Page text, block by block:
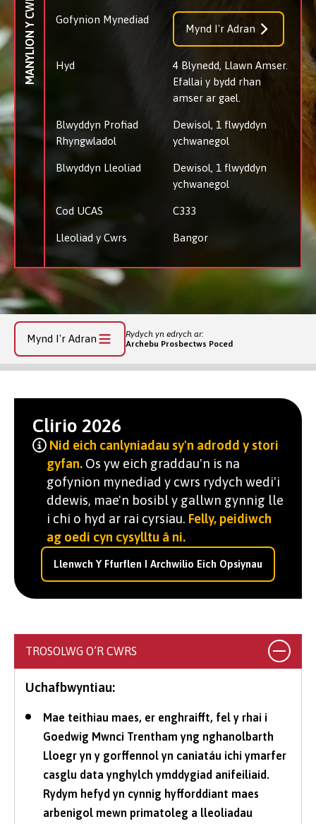
MANYLION Y CWRS Gofynion Mynediad
Mynd I'r Adran
Hyd
4 Blynedd, Llawn Amser.
Efallai y bydd rhan
amser ar gael.
Blwyddyn Profiad
Rhyngwladol
Dewisol, 1 flwyddyn
ychwanegol
Blwyddyn Lleoliad
Dewisol, 1 flwyddyn
ychwanegol
Cod UCAS C333
Lleoliad y Cwrs Bangor
Mynd I'r Adran
Rydych yn edrych ar:
Archebu Prosbectws Poced
Clirio 2026
Nid eich canlyniadau sy'n adrodd y stori
gyfan. Os yw eich graddau'n is na
gofynion mynediad y cwrs rydych wedi'i
ddewis, mae'n bosibl y gallwn gynnig lle
i chi o hyd ar rai cyrsiau. Felly, peidiwch
ag oedi cyn cysylltu â ni.
Llenwch Y Ffurflen I Archwilio Eich Opsiynau
TROSOLWG O’R CWRS
Uchafbwyntiau:
Mae teithiau maes, er enghraifft, fel y rhai i
Goedwig Mwnci Trentham yng nghanolbarth
Lloegr yn y gorffennol yn caniatáu ichi ymarfer
casglu data ynghylch ymddygiad anifeiliaid.
Rydym hefyd yn cynnig hyfforddiant maes
arbenigol mewn primatoleg a lleoliadau